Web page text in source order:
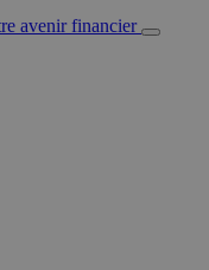
avenir financier